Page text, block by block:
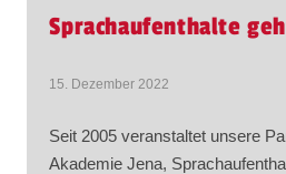
Sprachaufenthalte
15. Dezember 2022
Seit 2005 veranstaltet unsere
Akademie Jena,